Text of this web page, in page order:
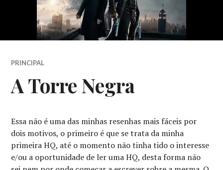
PRINCIPAL
A Torre Negra
Essa não é uma das minhas resenhas mais fáceis por
dois motivos, o primeiro é que se trata da minha
primeira HQ, até o momento não tinha tido o interesse
e/ou a oportunidade de ler uma HQ, desta forma não